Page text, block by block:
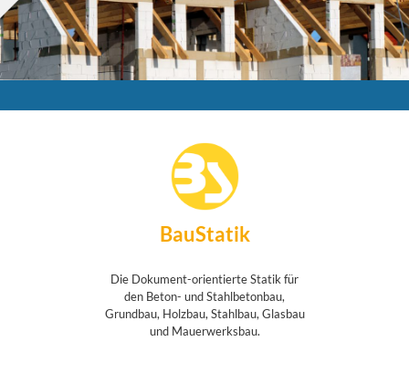
BauStatik
Die Dokument-orientierte Statik für
den Beton- und Stahlbetonbau,
Grundbau, Holzbau, Stahlbau, Glasbau
und Mauerwerksbau.